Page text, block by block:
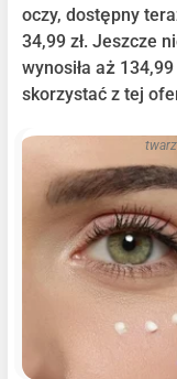
oczy, dostępny
34,99 zł. Jeszcze
wynosiła aż
skorzystać z tej